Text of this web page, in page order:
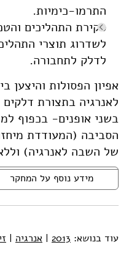
התרמו-כימיות.
סקירת התהליכים
לשדרוג תוצרי
לדלק לתחבורה.
אפיון הפסולות והיצען
לאנרגיה בתצורת
בשני אופנים- בכפוף
הסביבה (המעודדת
של השבה לאנרגיה)
מידע נוסף על המחקר
עוד בנושא: 2013
| אנרגיה |